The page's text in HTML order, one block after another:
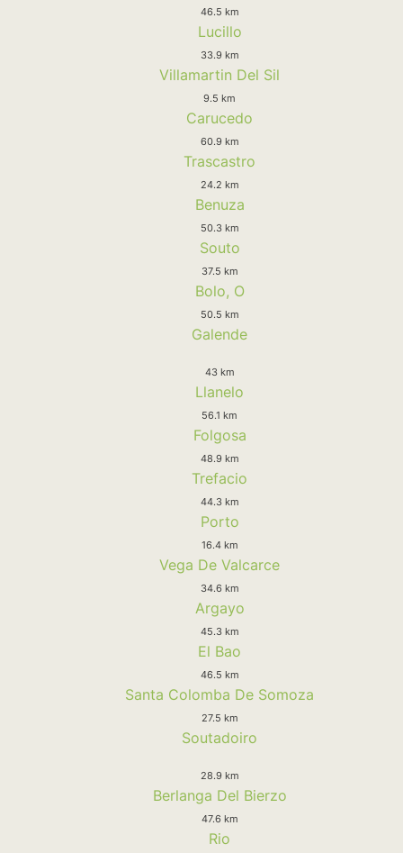
46.5 km
Lucillo
33.9 km
Villamartin Del Sil
9.5 km
Carucedo
60.9 km
Trascastro
24.2 km
Benuza
50.3 km
Souto
37.5 km
Bolo, O
50.5 km
Galende
43 km
Llanelo
56.1 km
Folgosa
48.9 km
Trefacio
44.3 km
Porto
16.4 km
Vega De Valcarce
34.6 km
Argayo
45.3 km
El Bao
46.5 km
Santa Colomba De Somoza
27.5 km
Soutadoiro
28.9 km
Berlanga Del Bierzo
47.6 km
Rio